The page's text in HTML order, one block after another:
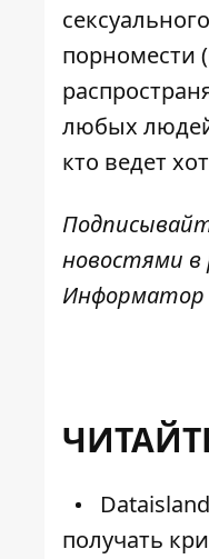
порномести
любых
кто ведет
новостями в
Информатор
получать